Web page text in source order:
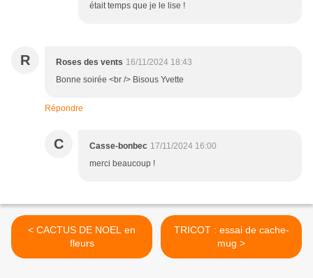
était temps que je le lise !
R Roses des vents 16/11/2024 18:43
Bonne soirée <br /> Bisous Yvette
Répondre
C Casse-bonbec 17/11/2024 16:00
merci beaucoup !
< CACTUS DE NOEL en
fleurs
TRICOT : essai de cache-
mug >